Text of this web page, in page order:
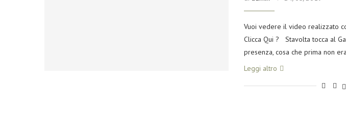
Vuoi vedere il video realizzato
Clicca Qui ? Stavolta tocca al
presenza, cosa che prima non
Leggi altro